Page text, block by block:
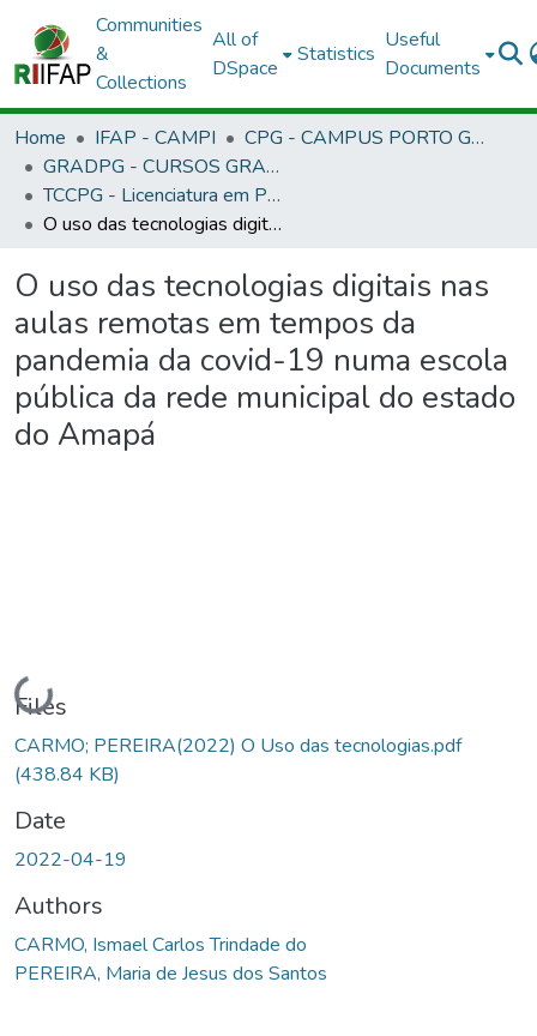
Communities
&
Collections
All of
DSpace
Statistics
Useful
Documents
Home IFAP - CAMPI
CPG - CAMPUS PORTO GRANDE
GRADPG - CURSOS GRADUAÇÃO - CAMPUS PORTO GRANDE
TCCPG - Licenciatura em Pedagogia - EAD
O uso das tecnologias digitais nas aulas remotas em tempos da pandemia da covid-19 numa escola pública da rede municipal do estado do Amapá
O uso das tecnologias digitais nas
aulas remotas em tempos da
pandemia da covid-19 numa escola
pública da rede municipal do estado
do Amapá
Loading...
Files
CARMO; PEREIRA(2022) O Uso das tecnologias.pdf
(438.84 KB)
Date
2022-04-19
Authors
CARMO, Ismael Carlos Trindade do
PEREIRA, Maria de Jesus dos Santos